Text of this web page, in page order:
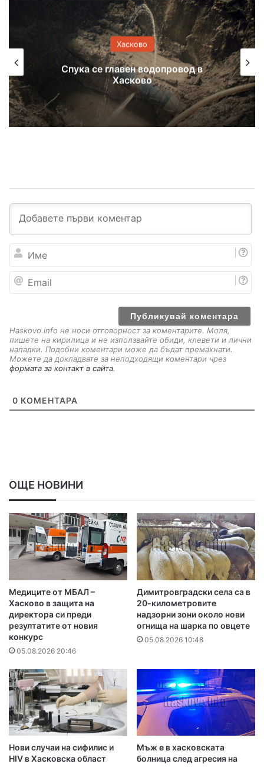
Хасково
Отказаха свобода на задържан за
контрабанда на кокаин и злато
е
a
Haskovo.info не носи отговорност за коментарите. Моля,
пишете на кирилица и не използвайте обиди, клевети и лични
нападки. Подобни коментари може да бъдат премахнати.
Можете да докладвате за неподходящи коментари чрез
формата за контакт в сайта.
0 КОМЕНТАРА
ОЩЕ НОВИНИ
Медиците от МБАЛ –
Хасково в защита на
директора си преди
резултатите от новия
конкурс
05.08.2026 20:46
Димитровградски села са в
20-километровите
надзорни зони около нови
огнища на шарка по овцете
05.08.2026 10:48
Нови случаи на сифилис и
HIV в Хасковска област
Мъж е в хасковската
болница след агресия на